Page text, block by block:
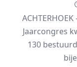
Jaarcongres
130